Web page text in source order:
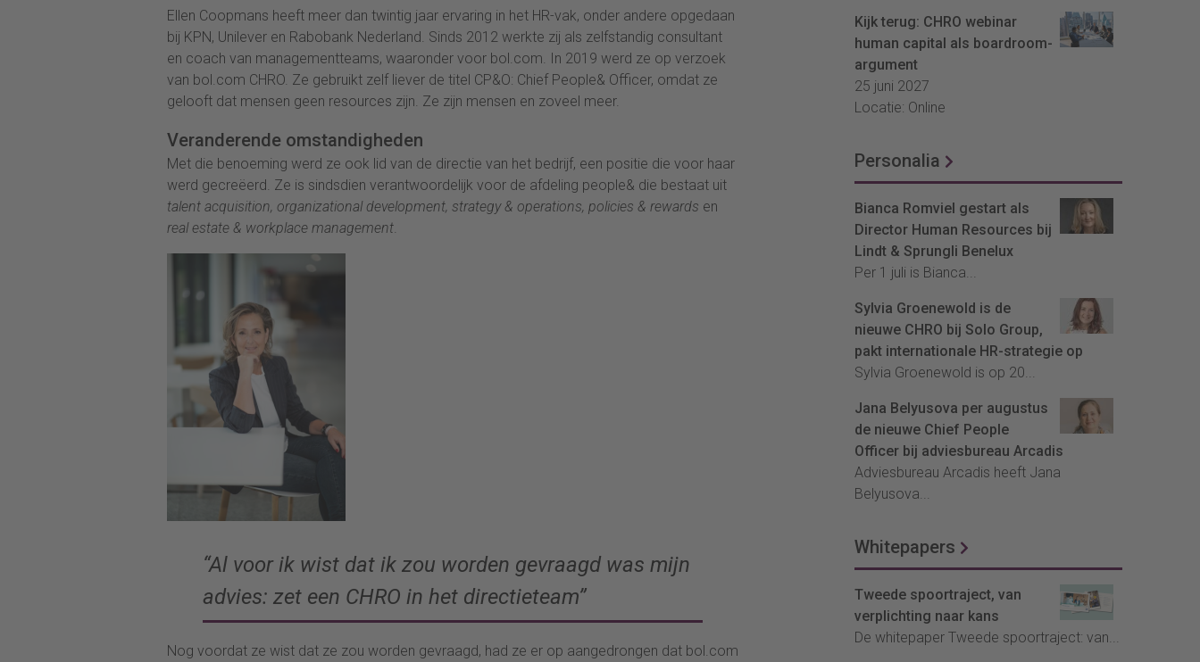
Ellen Coopmans heeft meer dan twintig jaar ervaring in het HR-vak, onder andere opgedaan
bij KPN, Unilever en Rabobank Nederland. Sinds 2012 werkte zij als zelfstandig consultant
en coach van managementteams, waaronder voor bol.com. In 2019 werd ze op verzoek
van bol.com CHRO. Ze gebruikt zelf liever de titel CP&O: Chief People& Officer, omdat ze
gelooft dat mensen geen resources zijn. Ze zijn mensen en zoveel meer.
Veranderende omstandigheden
Met die benoeming werd ze ook lid van de directie van het bedrijf, een positie die voor haar
werd gecreëerd. Ze is sindsdien verantwoordelijk voor de afdeling people& die bestaat uit
talent acquisition, organizational development, strategy & operations, policies & rewards en
real estate & workplace management
“Al voor ik wist dat ik zou worden gevraagd was mijn
advies: zet een CHRO in het directieteam”
Nog voordat ze wist dat ze zou worden gevraagd, had ze er op aangedrongen dat bol.com
Kijk terug: CHRO webinar
human capital als boardroom-
argument
25 juni 2027
Locatie: Online
Personalia
Bianca Romviel gestart als
Director Human Resources bij
Lindt & Sprungli Benelux
Per 1 juli is Bianca...
Sylvia Groenewold is de
nieuwe CHRO bij Solo Group,
pakt internationale HR-strategie op
Sylvia Groenewold is op 20...
Jana Belyusova per augustus
de nieuwe Chief People
Officer bij adviesbureau Arcadis
Adviesbureau Arcadis heeft Jana
Belyusova...
Whitepapers
Tweede spoortraject, van
verplichting naar kans
De whitepaper Tweede spoortraject: van...